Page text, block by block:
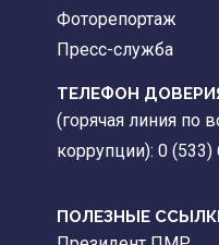
Фоторепортаж
Пресс-служба
ТЕЛЕФОН
(горячая линия по
коррупции): 0
ПОЛЕЗНЫЕ